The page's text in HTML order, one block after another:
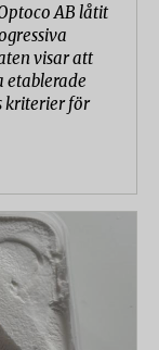
AB låtit
visar att
etablerade
kriterier för